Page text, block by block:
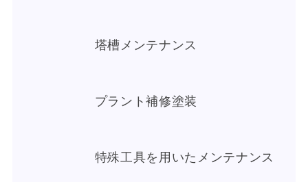
塔槽メンテナンス
プラント補修塗装
特殊工具を用いたメンテナンス